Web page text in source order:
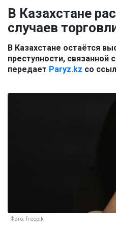
В Казахстане
случаев
В Казахстане остаётся
преступности, связанной
передает Paryz.kz со
Фото: freepik